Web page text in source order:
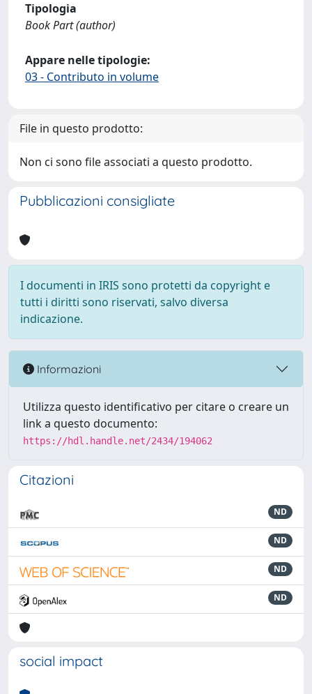
Tipologia
Book Part (author)
Appare nelle tipologie:
03 - Contributo in volume
File in questo prodotto:
Non ci sono file associati a questo prodotto.
Pubblicazioni consigliate
I documenti in IRIS sono protetti da copyright e
tutti i diritti sono riservati, salvo diversa
indicazione.
Informazioni
Utilizza questo identificativo per citare o creare un
link a questo documento:
https://hdl.handle.net/2434/194062
Citazioni
ND
ND
ND
ND
social impact